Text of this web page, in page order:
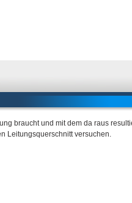
braucht und mit dem da raus
Leitungsquerschnitt versuchen.